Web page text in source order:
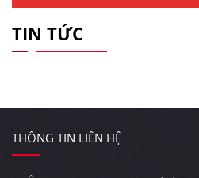
TIN TỨC
THÔNG TIN LIÊN HỆ